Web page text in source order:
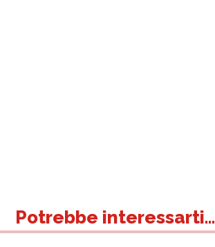
Potrebbe interessarti...